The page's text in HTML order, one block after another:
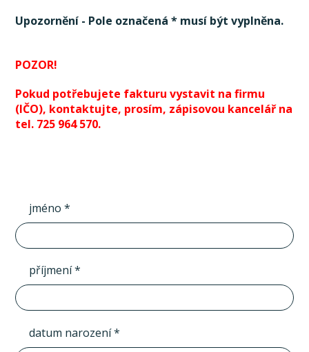
Upozornění - Pole označená * musí být vyplněna.
POZOR!
Pokud potřebujete fakturu vystavit na firmu
(IČO), kontaktujte, prosím, zápisovou kancelář na
tel. 725 964 570.
jméno *
příjmení *
datum narození *